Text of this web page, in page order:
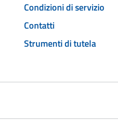
Condizioni di servizio
Contatti
Strumenti di tutela